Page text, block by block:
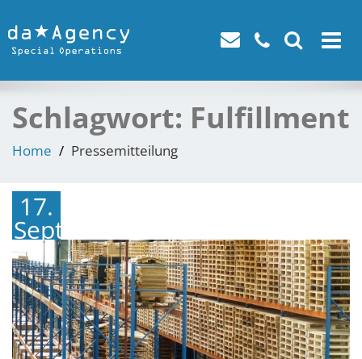
Toggle
Schlagwort: Fulfillment
Home Pressemitteilung
17.
September
2021